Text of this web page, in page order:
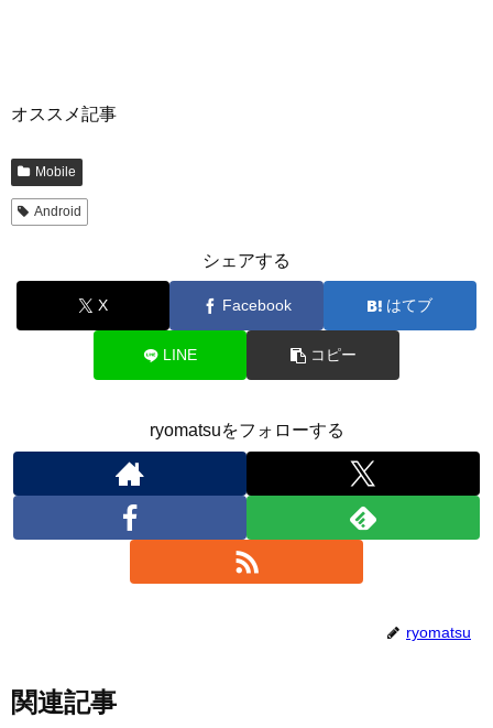
オススメ記事
Mobile
Android
シェアする
X Facebook はてブ
LINE コピー
ryomatsuをフォローする
ryomatsu
関連記事